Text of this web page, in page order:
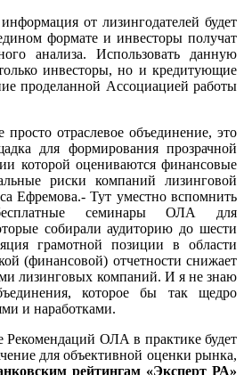
от лизингодателей будет
формате и инвесторы получат
анализа. Использовать данную
инвесторы, но и кредитующие
проделанной Ассоциацией работы
отраслевое объединение, это
для формирования прозрачной
которой оцениваются финансовые
риски компаний лизинговой
Ефремова.- Тут уместно вспомнить
семинары ОЛА для
собирали аудиторию до шести
грамотной позиции в области
(финансовой) отчетности снижает
лизинговых компаний. И я не знаю
которое бы так щедро
и наработками.
Рекомендаций ОЛА в практике будет
для объективной оценки рынка,
рейтингам «Эксперт РА»